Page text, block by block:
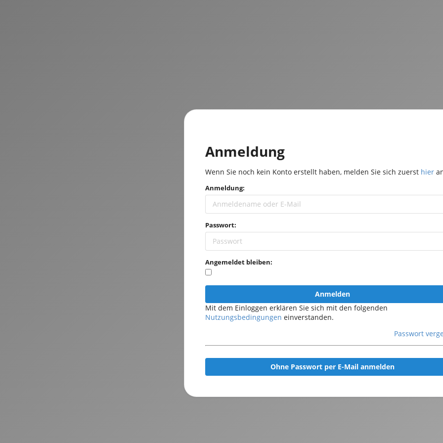
Anmeldung
Wenn Sie noch kein Konto erstellt haben, melden Sie sich zuerst hier
Anmeldung:
Passwort:
Angemeldet bleiben:
Anmelden
Mit dem Einloggen erklären Sie sich mit den folgenden
Nutzungsbedingungen einverstanden.
Passwort
Ohne Passwort per E-Mail anmelden